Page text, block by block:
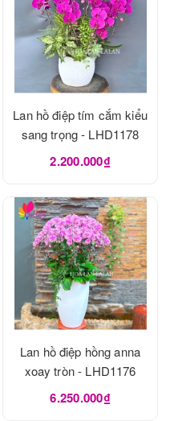
Lan hồ điệp tím cắm kiểu
sang trọng - LHD1178
2.200.000₫
Lan hồ điệp hồng anna
xoay tròn - LHD1176
6.250.000₫